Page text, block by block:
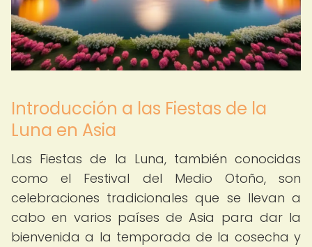
Introducción a las Fiestas de la
Luna en Asia
Las Fiestas de la Luna, también conocidas
como el Festival del Medio Otoño, son
celebraciones tradicionales que se llevan a
cabo en varios países de Asia para dar la
bienvenida a la temporada de la cosecha y